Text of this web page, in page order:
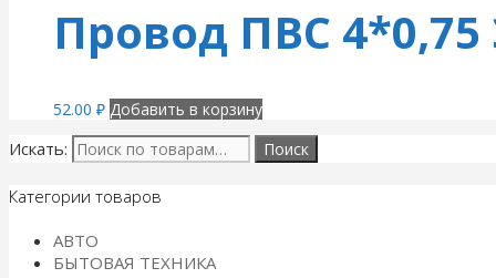
Провод ПВС 4*0,75
52.00 ₽ Добавить в корзину
Искать:
Категории товаров
АВТО
БЫТОВАЯ ТЕХНИКА